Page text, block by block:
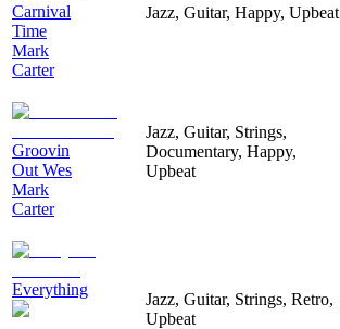
Carnival
Time
Mark
Carter
Jazz, Guitar, Happy, Upbeat
Groovin
Out Wes
Mark
Carter
Jazz, Guitar, Strings,
Documentary, Happy,
Upbeat
Everything
Jazz, Guitar, Strings, Retro,
Upbeat